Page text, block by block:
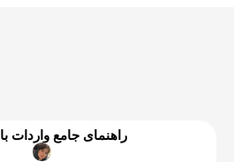
راهنمای جامع واردات